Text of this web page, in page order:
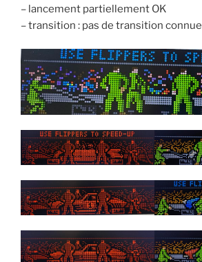
– lancement partiellement OK
– transition : pas de transition connue